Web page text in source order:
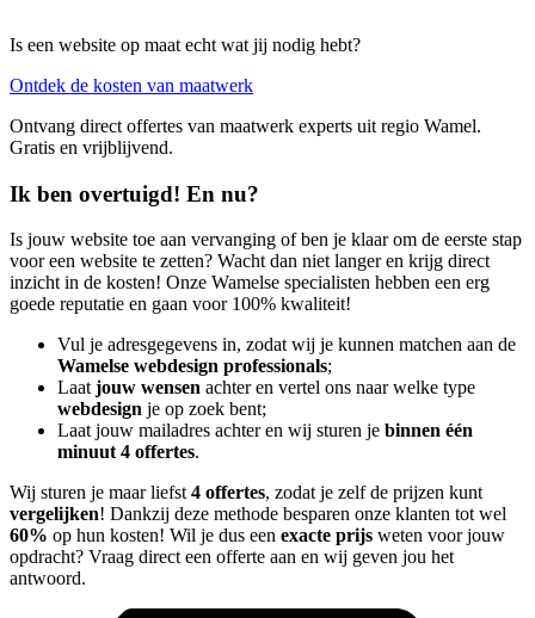
Is een website op maat echt wat jij nodig hebt?
Ontdek de kosten van maatwerk
Ontvang direct offertes van maatwerk experts uit regio Wamel.
Gratis en vrijblijvend.
Ik ben overtuigd! En nu?
Is jouw website toe aan vervanging of ben je klaar om de eerste stap
voor een website te zetten? Wacht dan niet langer en krijg direct
inzicht in de kosten! Onze Wamelse specialisten hebben een erg
goede reputatie en gaan voor 100% kwaliteit!
Vul je adresgegevens in, zodat wij je kunnen matchen aan de
Wamelse webdesign professionals;
Laat jouw wensen achter en vertel ons naar welke type
webdesign je op zoek bent;
Laat jouw mailadres achter en wij sturen je binnen één
minuut 4 offertes.
Wij sturen je maar liefst 4 offertes, zodat je zelf de prijzen kunt
vergelijken! Dankzij deze methode besparen onze klanten tot wel
60% op hun kosten! Wil je dus een exacte prijs weten voor jouw
opdracht? Vraag direct een offerte aan en wij geven jou het
antwoord.